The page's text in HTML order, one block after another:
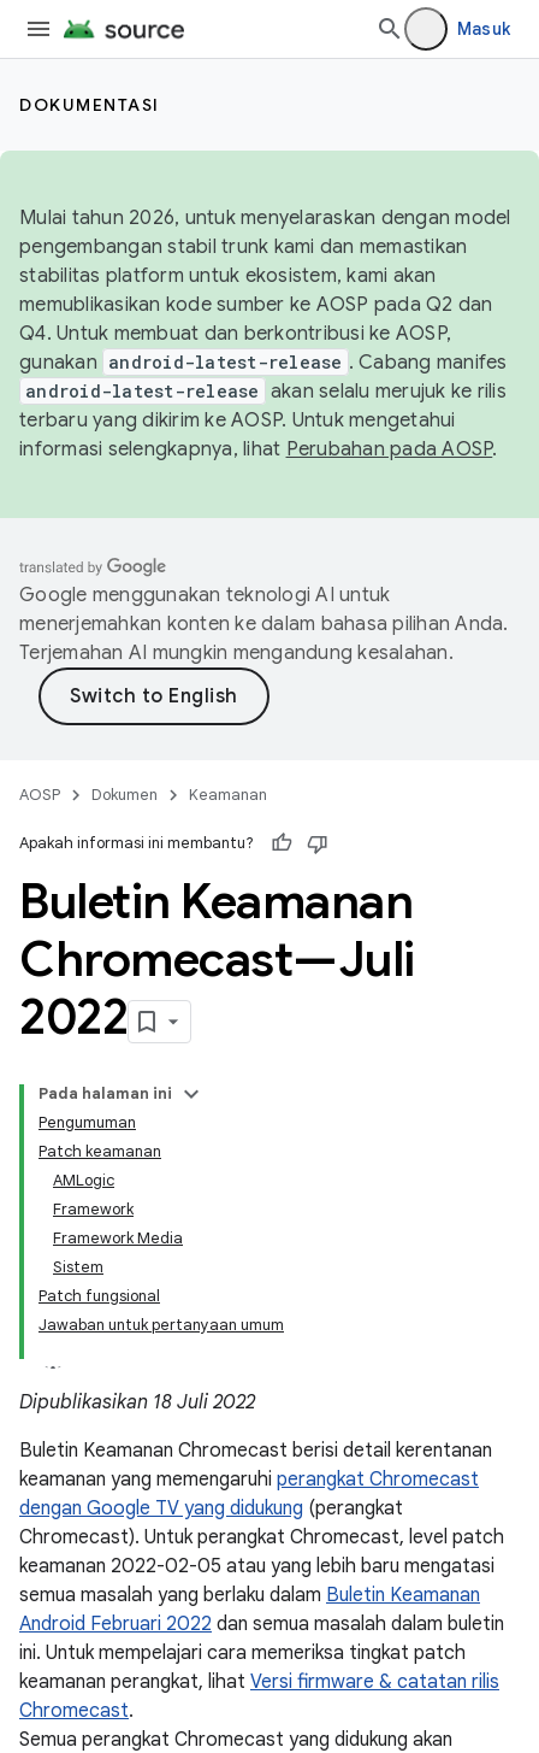
Masuk
DOKUMENTASI
Mulai tahun 2026, untuk menyelaraskan dengan model
pengembangan stabil trunk kami dan memastikan
stabilitas platform untuk ekosistem, kami akan
memublikasikan kode sumber ke AOSP pada Q2 dan
Q4. Untuk membuat dan berkontribusi ke AOSP,
gunakan android-latest-release . Cabang manifes
android-latest-release akan selalu merujuk ke rilis
terbaru yang dikirim ke AOSP. Untuk mengetahui
informasi selengkapnya, lihat Perubahan pada AOSP.
Google menggunakan teknologi AI untuk
menerjemahkan konten ke dalam bahasa pilihan Anda.
Terjemahan AI mungkin mengandung kesalahan.
AOSP Dokumen Keamanan
Apakah informasi ini membantu?
Buletin Keamanan
Chromecast—Juli
2022
Pada halaman ini
Pengumuman
Patch keamanan
AMLogic
Framework
Framework Media
Sistem
Patch fungsional
Jawaban untuk pertanyaan umum
Dipublikasikan 18 Juli 2022
Buletin Keamanan Chromecast berisi detail kerentanan
keamanan yang memengaruhi perangkat Chromecast
dengan Google TV yang didukung (perangkat
Chromecast). Untuk perangkat Chromecast, level patch
keamanan 2022-02-05 atau yang lebih baru mengatasi
semua masalah yang berlaku dalam Buletin Keamanan
Android Februari 2022 dan semua masalah dalam buletin
ini. Untuk mempelajari cara memeriksa tingkat patch
keamanan perangkat, lihat Versi firmware & catatan rilis
Chromecast.
Semua perangkat Chromecast yang didukung akan